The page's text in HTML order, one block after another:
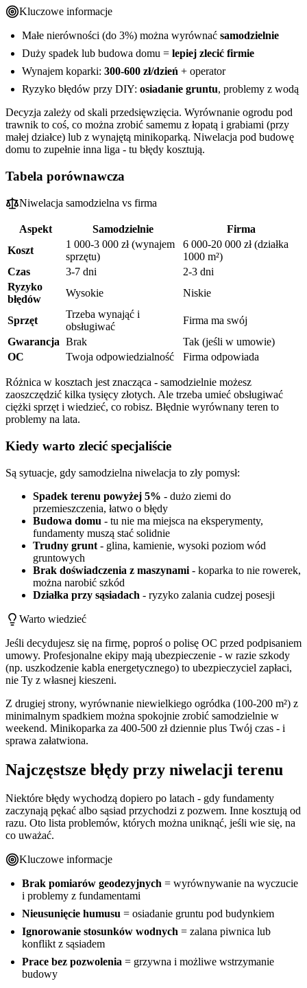
Kluczowe informacje
Małe nierówności (do 3%) można wyrównać samodzielnie
Duży spadek lub budowa domu = lepiej zlecić firmie
Wynajem koparki: 300-600 zł/dzień + operator
Ryzyko błędów przy DIY: osiadanie gruntu, problemy z wodą
Decyzja zależy od skali przedsięwzięcia. Wyrównanie ogrodu pod
trawnik to coś, co można zrobić samemu z łopatą i grabiami (przy
małej działce) lub z wynajętą minikoparką. Niwelacja pod budowę
domu to zupełnie inna liga - tu błędy kosztują.
Tabela porównawcza
Niwelacja samodzielna vs firma
Aspekt Samodzielnie
Firma
Koszt
1 000-3 000 zł (wynajem
sprzętu)
6 000-20 000 zł (działka
1000 m²)
Czas
3-7 dni
2-3 dni
Ryzyko
błędów
Wysokie Niskie
Sprzęt
Trzeba wynająć i
obsługiwać
Firma ma swój
Gwarancja Brak
Tak (jeśli w umowie)
OC
Twoja odpowiedzialność Firma odpowiada
Różnica w kosztach jest znacząca - samodzielnie możesz
zaoszczędzić kilka tysięcy złotych. Ale trzeba umieć obsługiwać
ciężki sprzęt i wiedzieć, co robisz. Błędnie wyrównany teren to
problemy na lata.
Kiedy warto zlecić specjaliście
Są sytuacje, gdy samodzielna niwelacja to zły pomysł:
Spadek terenu powyżej 5% - dużo ziemi do
przemieszczenia, łatwo o błędy
Budowa domu - tu nie ma miejsca na eksperymenty,
fundamenty muszą stać solidnie
Trudny grunt - glina, kamienie, wysoki poziom wód
gruntowych
Brak doświadczenia z maszynami - koparka to nie rowerek,
można narobić szkód
Działka przy sąsiadach - ryzyko zalania cudzej posesji
Warto wiedzieć
Jeśli decydujesz się na firmę, poproś o polisę OC przed podpisaniem
umowy. Profesjonalne ekipy mają ubezpieczenie - w razie szkody
(np. uszkodzenie kabla energetycznego) to ubezpieczyciel zapłaci,
nie Ty z własnej kieszeni.
Z drugiej strony, wyrównanie niewielkiego ogródka (100-200 m²) z
minimalnym spadkiem można spokojnie zrobić samodzielnie w
weekend. Minikoparka za 400-500 zł dziennie plus Twój czas - i
sprawa załatwiona.
Najczęstsze błędy przy niwelacji terenu
Niektóre błędy wychodzą dopiero po latach - gdy fundamenty
zaczynają pękać albo sąsiad przychodzi z pozwem. Inne kosztują od
razu. Oto lista problemów, których można uniknąć, jeśli wie się, na
co uważać.
Kluczowe informacje
Brak pomiarów geodezyjnych = wyrównywanie na wyczucie
i problemy z fundamentami
Nieusunięcie humusu = osiadanie gruntu pod budynkiem
Ignorowanie stosunków wodnych = zalana piwnica lub
konflikt z sąsiadem
Prace bez pozwolenia = grzywna i możliwe wstrzymanie
budowy